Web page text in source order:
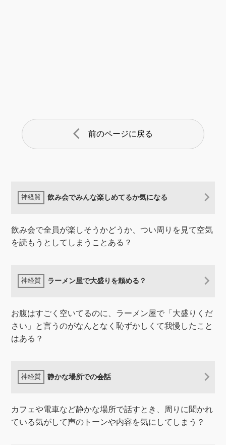
arrow_back_ios 前のページに戻る
飲み会でみんな楽しめてるか気になる
飲み会で全員が楽しそうかどうか、つい周りを見て空気
を読もうとしてしまうことある？
ラーメン屋で大盛りを頼める？
お腹はすごく空いてるのに、ラーメン屋で「大盛りくだ
さい」と言うのがなんとなく恥ずかしくて我慢したこと
はある？
静かな場所での会話
カフェや電車など静かな場所で話すとき、周りに聞かれ
ている気がして声のトーンや内容を気にしてしまう？